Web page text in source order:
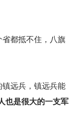
都抵不住，八旗
远兵，镇远兵能
也是很大的一支军